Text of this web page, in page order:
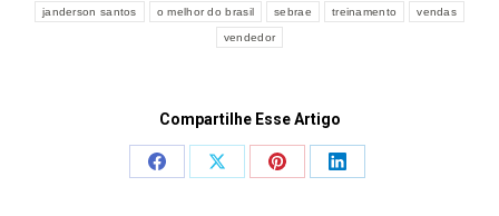
janderson santos o melhor do brasil sebrae treinamento vendas
vendedor
Compartilhe Esse Artigo
Share
Share
Share
Share